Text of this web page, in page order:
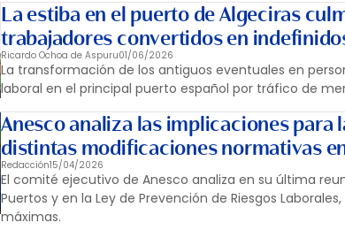
La estiba en el puerto de Algeciras
trabajadores convertidos en
Ricardo Ochoa de Aspuru01/06/2026
La transformación de los antiguos eventuales en
laboral en el principal puerto español por tráfico de
Anesco analiza las implicaciones para
distintas modificaciones normativas
Redacción15/04/2026
El comité ejecutivo de Anesco analiza en su última
Puertos y en la Ley de Prevención de Riesgos
máximas.